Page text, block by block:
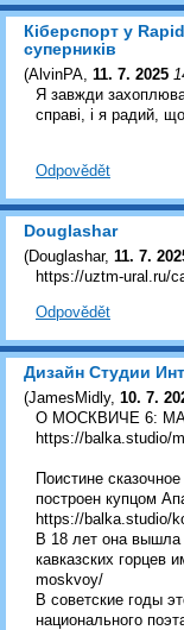
Кіберспорт у
суперників
(AlvinPA, 11. 7. 2025
Я завжди
справі, і я радий,
Odpovědět
Douglashar
(Douglashar, 11. 7.
https://uztm-ural.ru/
Odpovědět
Дизайн Студии
(JamesMidly, 10. 7.
О МОСКВИЧЕ 6:
https://balka.studio/
Поистине
построен купцом
https://balka.studio/
В 18 лет она вышла
кавказских
moskvoy/
В советские годы
национального